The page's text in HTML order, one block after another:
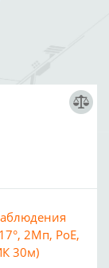
2Мп, PoE,
30м)